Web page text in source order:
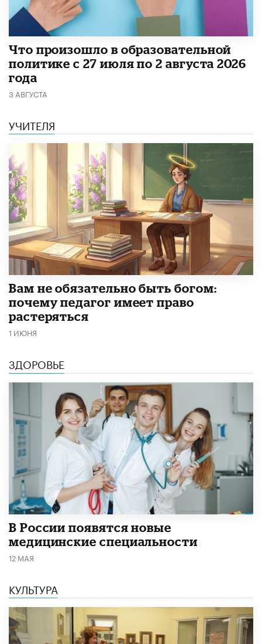
​Что произошло в образовательной
политике с 27 июля по 2 августа 2026
года
3 АВГУСТА
УЧИТЕЛЯ
​Вам не обязательно быть богом:
почему педагог имеет право
растеряться
1 ИЮНЯ
ЗДОРОВЬЕ
В России появятся новые
медицинские специальности
12 МАЯ
КУЛЬТУРА